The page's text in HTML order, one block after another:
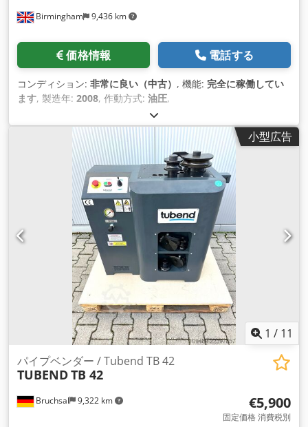
Birmingham 9,436 km
価格情報 電話する
コンディション: 非常に良い（中古） , 機能: 完全に稼働してい
ます, 製造年: 2008, 作動方式: 油圧,
小型広告
1 / 11
Bruchsal 9,322 km
パイプベンダー / Tubend TB 42
TUBENDTB 42
€5,900
固定価格 消費税別